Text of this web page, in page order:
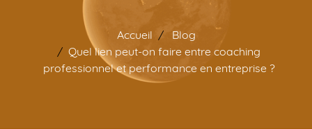
Accueil
Blog
Quel lien peut-on faire entre coaching
professionnel et performance en entreprise ?